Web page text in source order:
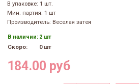
В упаковке: 1 шт.
Мин. партия: 1 шт
Производитель: Веселая затея
В наличии: 2 шт
Скоро:
0 шт
184.00 руб